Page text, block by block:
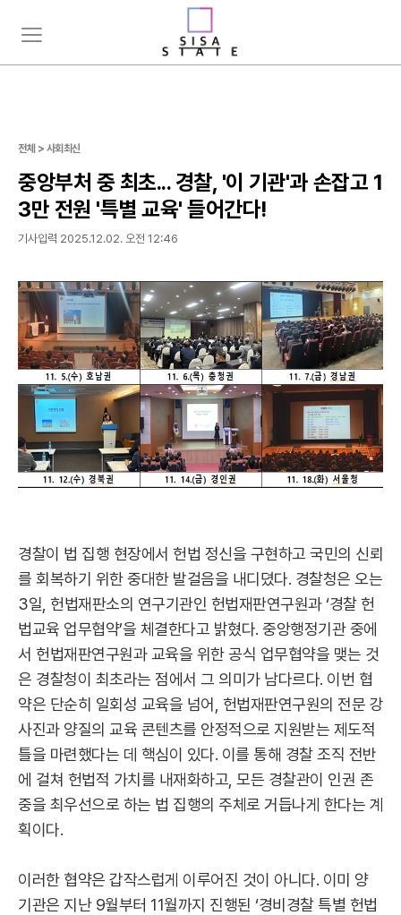
주
뉴
치
기
전체 > 사회최신
중앙부처 중 최초... 경찰, '이 기관'과 손잡고 1
3만 전원 '특별 교육' 들어간다!
기사입력 2025.12.02. 오전 12:46
경찰이 법 집행 현장에서 헌법 정신을 구현하고 국민의 신뢰
를 회복하기 위한 중대한 발걸음을 내디뎠다. 경찰청은 오는
3일, 헌법재판소의 연구기관인 헌법재판연구원과 ‘경찰 헌
법교육 업무협약’을 체결한다고 밝혔다. 중앙행정기관 중에
서 헌법재판연구원과 교육을 위한 공식 업무협약을 맺는 것
은 경찰청이 최초라는 점에서 그 의미가 남다르다. 이번 협
약은 단순히 일회성 교육을 넘어, 헌법재판연구원의 전문 강
사진과 양질의 교육 콘텐츠를 안정적으로 지원받는 제도적
틀을 마련했다는 데 핵심이 있다. 이를 통해 경찰 조직 전반
에 걸쳐 헌법적 가치를 내재화하고, 모든 경찰관이 인권 존
중을 최우선으로 하는 법 집행의 주체로 거듭나게 한다는 계
획이다.
이러한 협약은 갑작스럽게 이루어진 것이 아니다. 이미 양
기관은 지난 9월부터 11월까지 진행된 ‘경비경찰 특별 헌법